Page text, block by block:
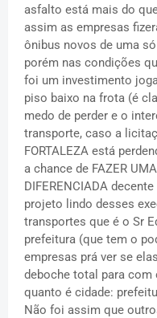
asfalto está mais do
assim as empresas
ônibus novos de uma
porém nas condições
foi um investimento
piso baixo na frota (é
medo de perder e o
transporte, caso a
FORTALEZA está
a chance de FAZER
DIFERENCIADA
projeto lindo desses
transportes que é o Sr
prefeitura (que tem o
empresas prá ver se
deboche total para com
quanto é cidade:
Não foi assim que